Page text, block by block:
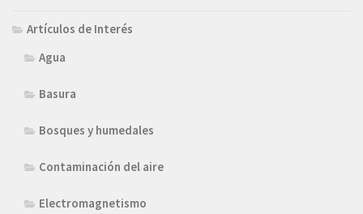
Artículos de Interés
Agua
Basura
Bosques y humedales
Contaminación del aire
Electromagnetismo